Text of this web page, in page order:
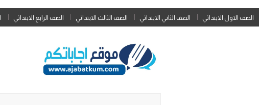
الصف الاول الابتدائي الصف الثاني الابتدائي الصف الثالث الابتدائي الصف الرابع الابتدائي